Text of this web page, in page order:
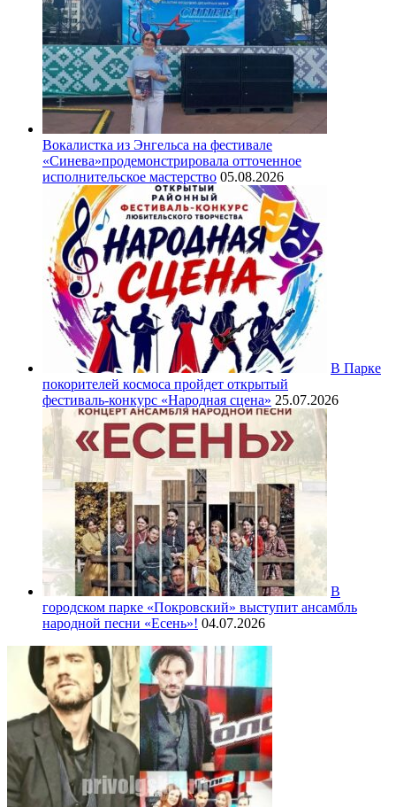
Вокалистка из Энгельса на фестивале
«Синева»продемонстрировала отточенное
исполнительское мастерство 05.08.2026
В Парке
покорителей космоса пройдет открытый
фестиваль‑конкурс «Народная сцена» 25.07.2026
В
городском парке «Покровский» выступит ансамбль
народной песни «Есень»! 04.07.2026